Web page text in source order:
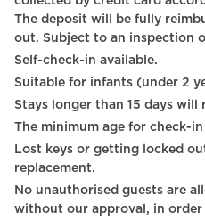
Wheelchair accessible
Hangers
Dining table with chairs
City view
Towels
TV - Cable satellite tv
The deposit will be fully
out. Subject to an inspection
Self-check-in available.
Suitable for infants (under 2
Stays longer than 15 days
The minimum age for check-
Lost keys or getting locked out: €100 per key set for
replacement.
No unauthorised guests are allowed in the apartment
without our approval, in